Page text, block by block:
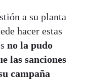
a su planta
hacer estas
no la pudo
las sanciones
campaña